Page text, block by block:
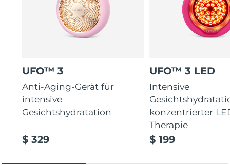
UFO™ 3
Anti-Aging-Gerät für
intensive
Gesichtshydratation
$ 329
UFO™ 3 LED
Intensive
konzentrierter
Therapie
$ 199